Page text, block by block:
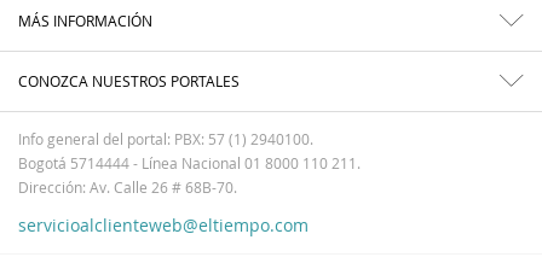
MÁS INFORMACIÓN
CONOZCA NUESTROS PORTALES
Info general del portal: PBX: 57 (1) 2940100.
Bogotá 5714444 - Línea Nacional 01 8000 110 211.
Dirección: Av. Calle 26 # 68B-70.
servicioalclienteweb@eltiempo.com